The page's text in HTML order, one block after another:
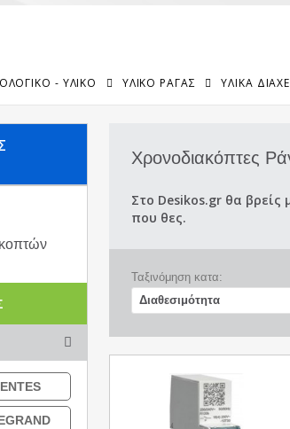
- ΥΛΙΚΟ ΥΛΙΚΌ ΡΆΓΑΣ ΥΛΙΚΆ
ENTES
Χρονοδιακόπτες
Στο Desikos.gr θα βρείς
που θες.
Ταξινόμηση κατα: